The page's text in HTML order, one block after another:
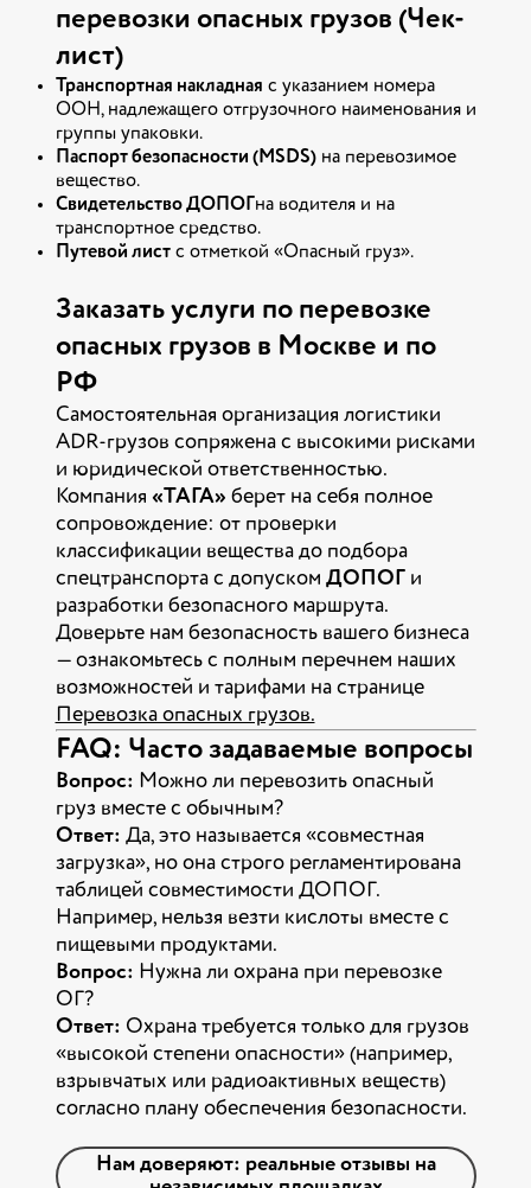
перевозки опасных грузов (Чек-
лист)
Транспортная накладная с указанием номера
ООН, надлежащего отгрузочного наименования и
группы упаковки.
Паспорт безопасности (MSDS)на перевозимое
вещество.
Свидетельство ДОПОГ на водителя и на
транспортное средство.
Путевой листс отметкой «Опасный груз».
Заказать услуги по перевозке
опасных грузов в Москве и по
РФ
Самостоятельная организация логистики
ADR-грузов сопряжена с высокими рисками
и юридической ответственностью.
Компания «ТАГА» берет на себя полное
сопровождение: от проверки
классификации вещества до подбора
спецтранспорта с допуском ДОПОГи
разработки безопасного маршрута.
Доверьте нам безопасность вашего бизнеса
— ознакомьтесь с полным перечнем наших
возможностей и тарифами на странице
Перевозка опасных грузов.
FAQ: Часто задаваемые вопросы
Вопрос: Можно ли перевозить опасный
груз вместе с обычным?
Ответ: Да, это называется «совместная
загрузка», но она строго регламентирована
таблицей совместимости ДОПОГ.
Например, нельзя везти кислоты вместе с
пищевыми продуктами.
Вопрос: Нужна ли охрана при перевозке
ОГ?
Ответ: Охрана требуется только для грузов
«высокой степени опасности» (например,
взрывчатых или радиоактивных веществ)
согласно плану обеспечения безопасности.
Нам доверяют: реальные отзывы на